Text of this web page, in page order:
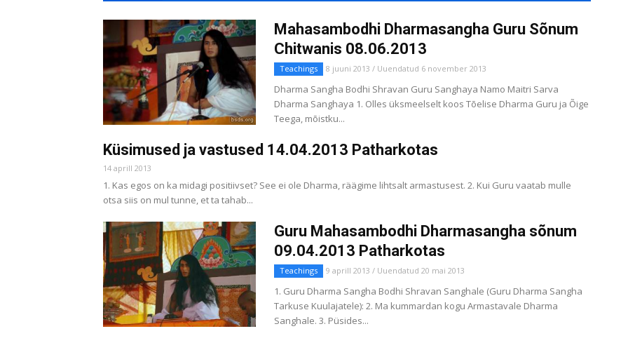
Mahasambodhi Dharmasangha Guru Sõnum
Chitwanis 08.06.2013
Teachings 8 juuni 2013 / Uuendatud 6 november 2013
Dharma Sangha Bodhi Shravan Guru Sanghaya Namo Maitri Sarva
Dharma Sanghaya 1. Olles üksmeelselt koos Tõelise Dharma Guru ja Õige
Teega, mõistku...
Küsimused ja vastused 14.04.2013 Patharkotas
14 aprill 2013
1. Kas egos on ka midagi positiivset? See ei ole Dharma, räägime lihtsalt armastusest. 2. Kui Guru vaatab mulle
otsa siis on mul tunne, et ta tahab...
Guru Mahasambodhi Dharmasangha sõnum
09.04.2013 Patharkotas
Teachings 9 aprill 2013 / Uuendatud 20 mai 2013
1. Guru Dharma Sangha Bodhi Shravan Sanghale (Guru Dharma Sangha
Tarkuse Kuulajatele): 2. Ma kummardan kogu Armastavale Dharma
Sanghale. 3. Püsides...